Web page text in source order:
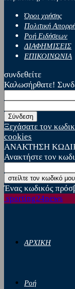
Όροι χρήσης
Πολιτική
Ροή Ειδήσεων
ΔΙΑΦΗΜΙΣΕΙΣ
ΕΠΙΚΟΙΝΩΝΙΑ
συνδεθείτε
Καλωσήρθατε!
Ξεχάσατε τον
cookies
ΑΝΑΚΤΗΣΗ
Ανακτήστε τον
Ένας κωδικός
sporting24news
ΑΡΧΙΚΗ
Ροή